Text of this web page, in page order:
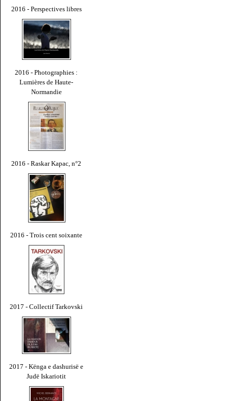
2016 - Perspectives libres
2016 - Photographies :
Lumières de Haute-
Normandie
2016 - Raskar Kapac, n°2
2016 - Trois cent soixante
2017 - Collectif Tarkovski
2017 - Kënga e dashurisë e
Judë Iskariotit